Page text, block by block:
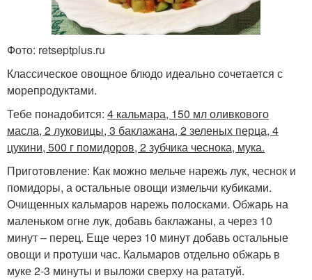
Фото: retseptplus.ru
Классическое овощное блюдо идеально сочетается с
морепродуктами.
Тебе понадобится: 4 кальмара, 150 мл оливкового
масла, 2 луковицы, 3 баклажана, 2 зеленых перца, 4
цукини, 500 г помидоров, 2 зубчика чеснока, мука.
Приготовление: Как можно мельче нарежь лук, чеснок и
помидоры, а остальные овощи измельчи кубиками.
Очищенных кальмаров нарежь полосками. Обжарь на
маленьком огне лук, добавь баклажаны, а через 10
минут – перец. Еще через 10 минут добавь остальные
овощи и протуши час. Кальмаров отдельно обжарь в
муке 2-3 минуты и выложи сверху на рататуй.